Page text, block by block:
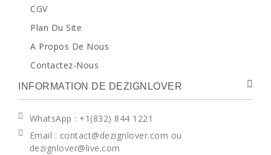
CGV
Plan Du Site
A Propos De Nous
Contactez-Nous
INFORMATION DE DEZIGNLOVER
WhatsApp : +1(832) 844 1221
Email : contact@dezignlover.com ou
dezignlover@live.com